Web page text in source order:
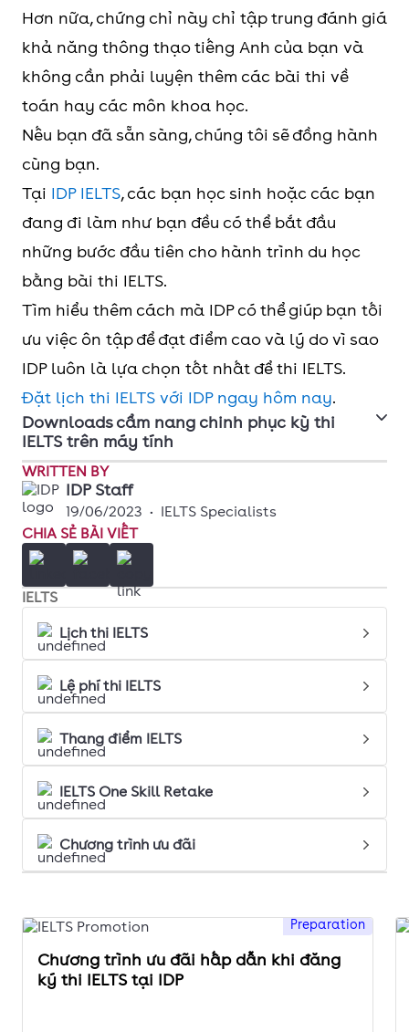
Hơn nữa, chứng chỉ này chỉ tập trung đánh giá
khả năng thông thạo tiếng Anh của bạn và
không cần phải luyện thêm các bài thi về
toán hay các môn khoa học.
Nếu bạn đã sẵn sàng, chúng tôi sẽ đồng hành
cùng bạn.
Tại IDP IELTS, các bạn học sinh hoặc các bạn
đang đi làm như bạn đều có thể bắt đầu
những bước đầu tiên cho hành trình du học
bằng bài thi IELTS.
Tìm hiểu thêm cách mà IDP có thể giúp bạn tối
ưu việc ôn tập để đạt điểm cao và lý do vì sao
IDP luôn là lựa chọn tốt nhất để thi IELTS.
Đặt lịch thi IELTS với IDP ngay hôm nay.
Downloads cẩm nang chinh phục kỳ thi
IELTS trên máy tính
Cẩm nang thi IELTS trên máy tính
WRITTEN BY
IDP Staff
19/06/2023 • IELTS Specialists
CHIA SẺ BÀI VIẾT
IELTS
Lịch thi IELTS
Lệ phí thi IELTS
Thang điểm IELTS
IELTS One Skill Retake
Chương trình ưu đãi
Preparation
Chương trình ưu đãi hấp dẫn khi đăng
ký thi IELTS tại IDP